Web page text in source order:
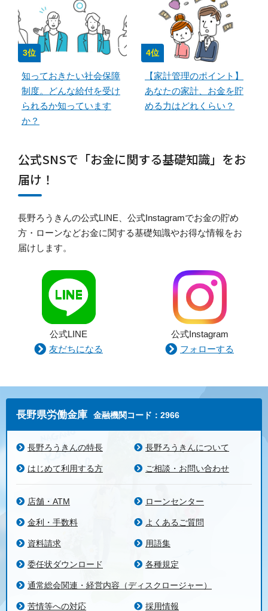
3位
知っておきたい社会保障
制度。どんな給付を受け
られるか知っています
か？
4位
【家計管理のポイント】
あなたの家計、お金を貯
める力はどれくらい？
公式SNSで「お金に関する基礎知識」をお
届け！
長野ろうきんの公式LINE、公式Instagramでお金の貯め
方・ローンなどお金に関する基礎知識やお得な情報をお
届けします。
公式LINE
友だちになる
公式Instagram
フォローする
長野県労働金庫 金融機関コード：2966
長野ろうきんの特長 長野ろうきんについて
はじめて利用する方 ご相談・お問い合わせ
店舗・ATM ローンセンター
金利・手数料 よくあるご質問
資料請求 用語集
委任状ダウンロード 各種規定
通常総会関連・経営内容（ディスクロージャー）
苦情等への対応 採用情報